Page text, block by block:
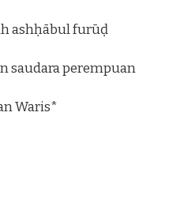
ashḥābul furūḍ
saudara perempuan
Waris*